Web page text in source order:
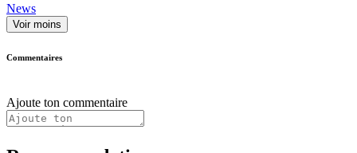
News
Voir moins
Commentaires
Ajoute ton commentaire